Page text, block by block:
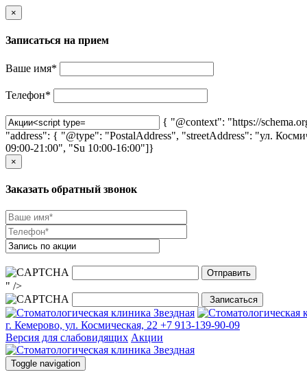
×
Записаться на прием
Ваше имя*
Телефон*
{ "@context": "https://
"address": { "@type": "PostalAddress", "streetAddress": "ул.
09:00-21:00", "Su 10:00-16:00"]}
×
Заказать обратный звонок
" />
г. Кемерово, ул. Космическая, 22 +7 913-139-90-09
Версия для слабовидящих Акции
Toggle navigation